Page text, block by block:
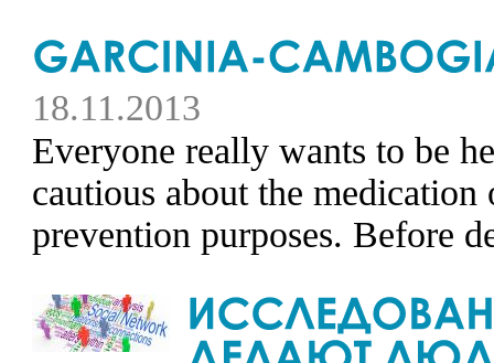
18.11.2013
Everyone really wants to be
cautious about the
prevention purposes. Before